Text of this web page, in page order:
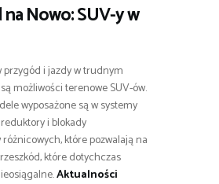
Nowo: SUV-y w
przygód i jazdy w trudnym
możliwości terenowe SUV-ów.
wyposażone są w systemy
i blokady
które pozwalają na
które dotychczas
Aktualności